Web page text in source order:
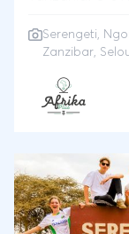
Deze reis is
en Tarangire,
Ngorongoro
onbekende
leefgebied van
en van
de afgelegen
Serengeti,
Zanzibar,